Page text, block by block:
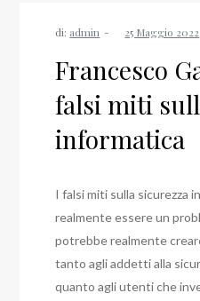
di: admin
Francesco
falsi miti
informatica
I falsi miti sulla sicurezza
realmente essere un
potrebbe realmente
tanto agli addetti alla
quanto agli utenti che